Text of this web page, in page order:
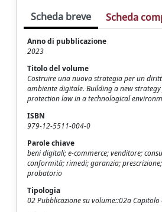
Scheda breve Scheda
Anno di pubblicazione
2023
Titolo del volume
Costruire una nuova strategia per un
ambiente digitale. Building a new
protection law in a technological
ISBN
979-12-5511-004-0
Parole chiave
beni digitali; e-commerce; venditore;
conformità; rimedi; garanzia;
probatorio
Tipologia
02 Pubblicazione su volume::02a